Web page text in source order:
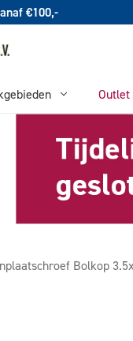
€100,-
Outlet
Bolkop